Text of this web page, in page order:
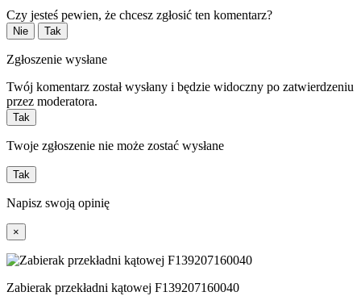
Czy jesteś pewien, że chcesz zgłosić ten komentarz?
Nie Tak
Zgłoszenie wysłane
Twój komentarz został wysłany i będzie widoczny po zatwierdzeniu
przez moderatora.
Tak
Twoje zgłoszenie nie może zostać wysłane
Tak
Napisz swoją opinię
×
Zabierak przekładni kątowej F139207160040